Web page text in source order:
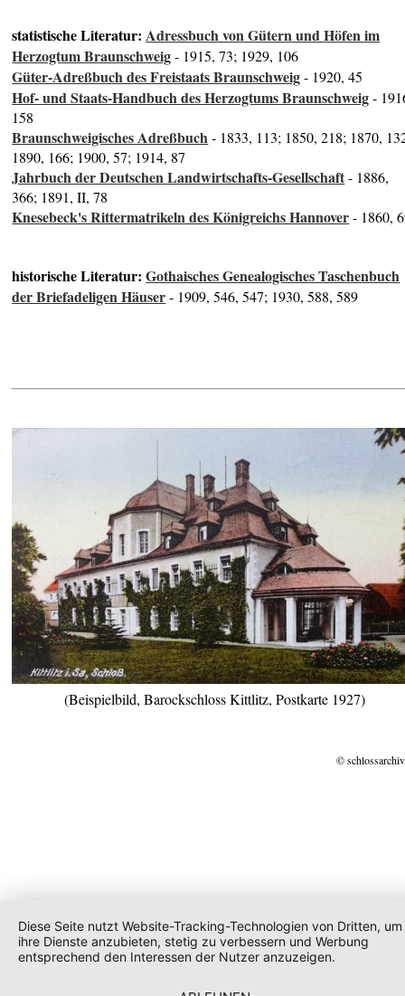
statistische Literatur:Adressbuch von Gütern und Höfen im
Herzogtum Braunschweig- 1915, 73; 1929, 106
Güter-Adreßbuch des Freistaats Braunschweig- 1920, 45
Hof- und Staats-Handbuch des Herzogtums Braunschweig-
158
Braunschweigisches Adreßbuch- 1833, 113; 1850, 218; 1870,
1890, 166; 1900, 57; 1914, 87
Jahrbuch der Deutschen Landwirtschafts-Gesellschaft- 1886,
366; 1891, II, 78
Knesebeck's Rittermatrikeln des Königreichs Hannover- 1860,
historische Literatur:Gothaisches Genealogisches Taschenbuch
der Briefadeligen Häuser- 1909, 546, 547; 1930, 588, 589
(Beispielbild, Barockschloss Kittlitz, Postkarte 1927)
©
Diese Seite nutzt Website-Tracking-Technologien von Dritten, um
ihre Dienste anzubieten, stetig zu verbessern und Werbung
entsprechend den Interessen der Nutzer anzuzeigen.